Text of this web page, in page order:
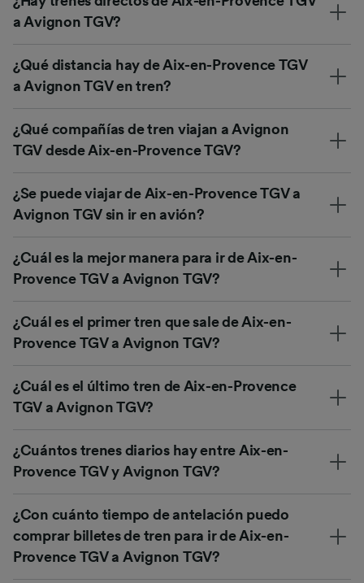
a Avignon TGV?
¿Qué distancia hay de Aix-en-Provence TGV
a Avignon TGV en tren?
¿Qué compañías de tren viajan a Avignon
TGV desde Aix-en-Provence TGV?
¿Se puede viajar de Aix-en-Provence TGV a
Avignon TGV sin ir en avión?
¿Cuál es la mejor manera para ir de Aix-en-
Provence TGV a Avignon TGV?
¿Cuál es el primer tren que sale de Aix-en-
Provence TGV a Avignon TGV?
¿Cuál es el último tren de Aix-en-Provence
TGV a Avignon TGV?
¿Cuántos trenes diarios hay entre Aix-en-
Provence TGV y Avignon TGV?
¿Con cuánto tiempo de antelación puedo
comprar billetes de tren para ir de Aix-en-
Provence TGV a Avignon TGV?